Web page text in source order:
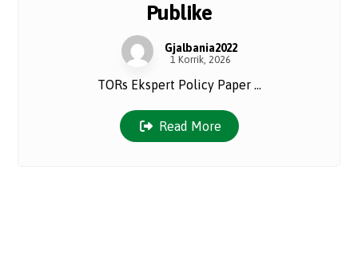
Publike
Gjalbania2022
1 Korrik, 2026
TORs Ekspert Policy Paper ...
Read More